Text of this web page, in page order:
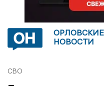
ОРЛОВСКИЕ
НОВОСТИ
СВО